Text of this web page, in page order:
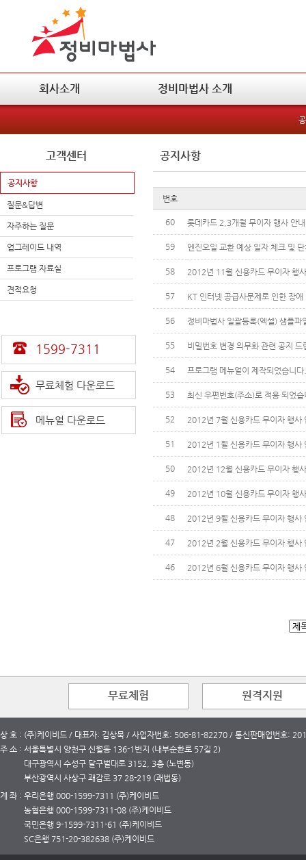
회사소개 정비마법사 소개
고객센터
공지사항
질문&답변
자주하는 질문
업그레이드 내역
프로그램 자료실
견적요청
1599-7311
무료체험 다운로드
메뉴얼 다운로드
공지사항
번호
60 롯데카드 2,3개월 무이자 행사 안
59 엔진오일 교환 예상 일자 체크 및
58 2012년 11월 신용카드 무이자 행
57 KT 인터넷 공급사문제로 인한 장애
56 정비마법사 일괄등록(엑셀) 샘플파
55 비밀번호 변경 의무화 관련 공지 드
54 프로그램 메뉴얼이 제작되었습니다.
53 최신 우편번호(주소)로 적용 되었
52 2012년 7월 신용카드 무이자 행사
51 2012년 1월 신용카드 무이자 행사
50 2012년 12월 신용카드 무이자 행
49 2012년 10월 신용카드 무이자 행
48 2012년 9월 신용카드 무이자 행사
47 2012년 2월 신용카드 무이자 행사
46 2012년 6월 신용카드 무이자 행사
무료체험 원격지원
상 호 : (주)케이비드 / 대표자: 김상묵 / 사업자번호: 506-81-82270 / 통신판매업번호:
주 소 : 서울특별시 양천구 신월동 136-1번지 (내부순환로 57길 2)
대구광역시 수성구 달구벌대로 3152, 3층 (노변동)
부산광역시 사상구 괘감로 37 28-219 (괘법동)
계 좌 : 우리은행 000-1599-7311 (주)케이비드
농협은행 000-1599-7311-08 (주)케이비드
국민은행 9-1599-7311-61 (주)케이비드
SC은행 751-20-382638 (주)케이비드